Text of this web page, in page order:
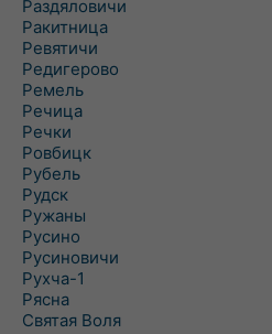
Раздяловичи
Ракитница
Ревятичи
Редигерово
Ремель
Речица
Речки
Ровбицк
Рубель
Рудск
Ружаны
Русино
Русиновичи
Рухча-1
Рясна
Святая Воля